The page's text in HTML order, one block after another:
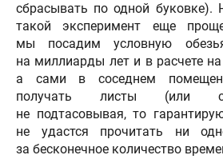
сбрасывать по одной буковке).
такой эксперимент еще
мы посадим условную
на миллиарды лет и в расчете
а сами в соседнем
получать листы (или
не подтасовывая, то
не удастся прочитать ни
за бесконечное количество